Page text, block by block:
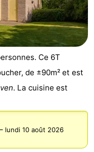
Ce 6T
de ±90m² et est
. La cuisine est
lundi 10 août 2026